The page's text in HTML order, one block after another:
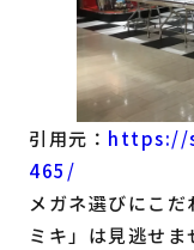
引用元： https://
465/
メガネ選びにこ
ミキ」は見逃せ